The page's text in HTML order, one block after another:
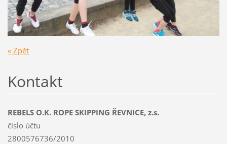
« Zpět
Kontakt
REBELS O.K. ROPE SKIPPING ŘEVNICE, z.s.
číslo účtu
2800576736/2010